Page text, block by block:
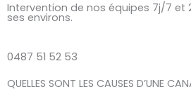
Intervention de nos équipes 7j/7 et
ses environs.
0487 51 52 53
QUELLES SONT LES CAUSES D’UNE